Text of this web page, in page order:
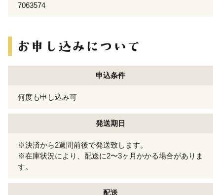
7063574
申込条件
何度も申し込み可
発送期日
※決済から2週間前後で発送致します。
※在庫状況により、配送に2〜3ヶ月かかる場合がありま
す。
配送